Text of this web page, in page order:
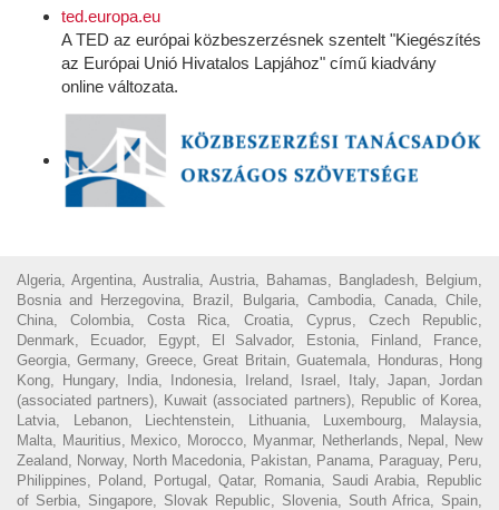
ted.europa.eu
A TED az európai közbeszerzésnek szentelt "Kiegészítés
az Európai Unió Hivatalos Lapjához" című kiadvány
online változata.
Algeria, Argentina, Australia, Austria, Bahamas, Bangladesh, Belgium,
Bosnia and Herzegovina, Brazil, Bulgaria, Cambodia, Canada, Chile,
China, Colombia, Costa Rica, Croatia, Cyprus, Czech Republic,
Denmark, Ecuador, Egypt, El Salvador, Estonia, Finland, France,
Georgia, Germany, Greece, Great Britain, Guatemala, Honduras, Hong
Kong, Hungary, India, Indonesia, Ireland, Israel, Italy, Japan, Jordan
(associated partners), Kuwait (associated partners), Republic of Korea,
Latvia, Lebanon, Liechtenstein, Lithuania, Luxembourg, Malaysia,
Malta, Mauritius, Mexico, Morocco, Myanmar, Netherlands, Nepal, New
Zealand, Norway, North Macedonia, Pakistan, Panama, Paraguay, Peru,
Philippines, Poland, Portugal, Qatar, Romania, Saudi Arabia, Republic
of Serbia, Singapore, Slovak Republic, Slovenia, South Africa, Spain,